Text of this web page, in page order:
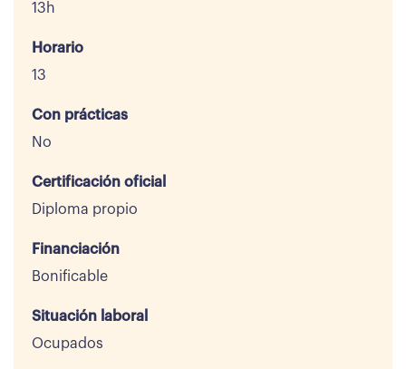
13h
Horario
13
Con prácticas
No
Certificación oficial
Diploma propio
Financiación
Bonificable
Situación laboral
Ocupados